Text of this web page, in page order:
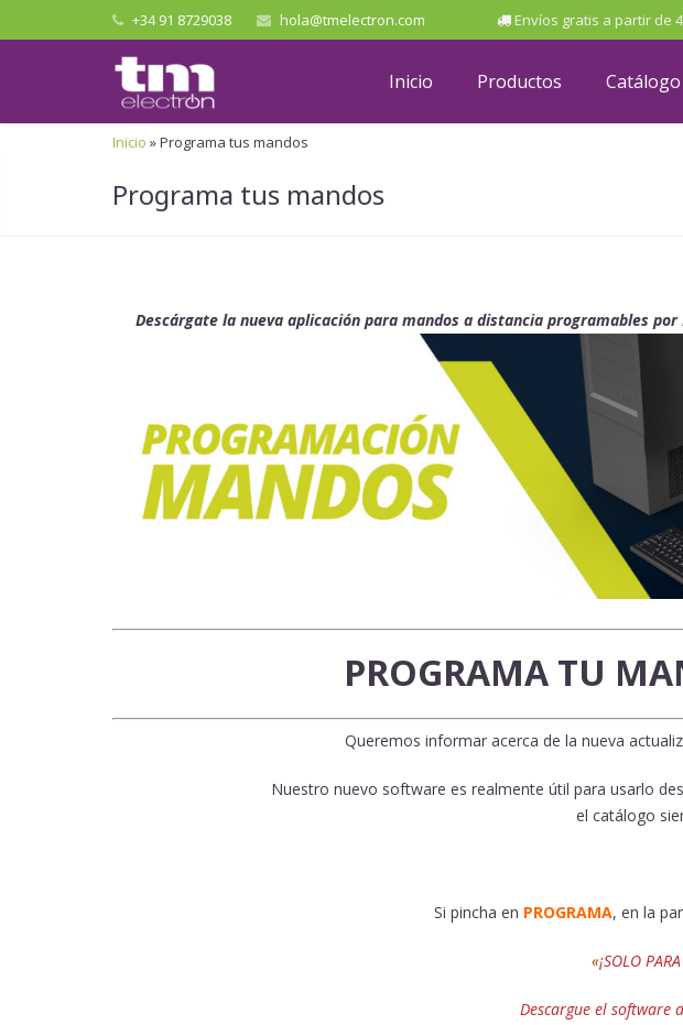
+34 91 8729038 hola@tmelectron.com Envíos gratis a partir de
Inicio Productos
Inicio »Programa tus mandos
Programa tus mandos
Descárgate la nueva aplicación para mandos a distancia programables
PROGRAMA TU
Queremos informar acerca de la nueva
Nuestro nuevo software es realmente útil para usarlo
el catálogo
Si pincha en PROGRAMA, en la
«¡SOLO
Descargue el